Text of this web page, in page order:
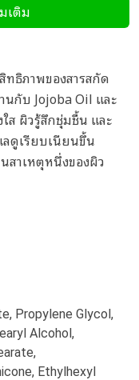
เติม
ทธิภาพของสารสกัด
นกับ Jojoba Oil และ
ส ผิวรู้สึกชุ่มชื้น และ
ดูเรียบเนียนขึ้น
สาเหตุหนึ่งของผิว
Propylene Glycol,
Alcohol,
Ethylhexyl